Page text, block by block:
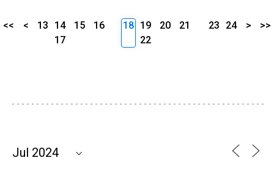
<< < 13 14 15
16
17
18 19 20
21
22
23 24 > >>